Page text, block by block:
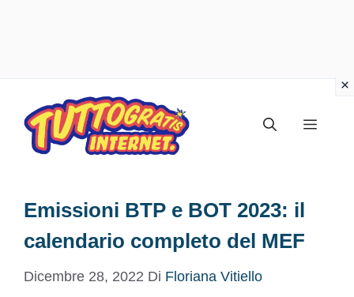
contenuto
Menu
Emissioni BTP e BOT 2023: il
calendario completo del MEF
Dicembre 28, 2022 Di Floriana Vitiello